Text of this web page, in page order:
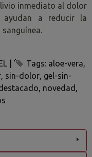
inmediato al dolor
ayudan a reducir la
Tags: aloe-vera
sin-dolor gel-sin-
novedad